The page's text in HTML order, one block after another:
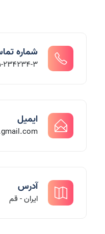
شماره
234234-3
ایمیل
آدرس
ایران - قم